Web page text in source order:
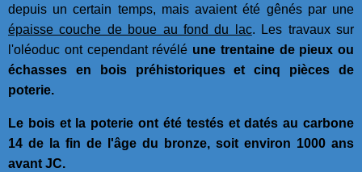
depuis un certain temps, mais avaient été gênés par une
épaisse couche de boue au fond du lac. Les travaux sur
l'oléoduc ont cependant révélé une trentaine de pieux ou
échasses en bois préhistoriques et cinq pièces de
poterie.
Le bois et la poterie ont été testés et datés au carbone
14 de la fin de l'âge du bronze, soit environ 1000 ans
avant JC.